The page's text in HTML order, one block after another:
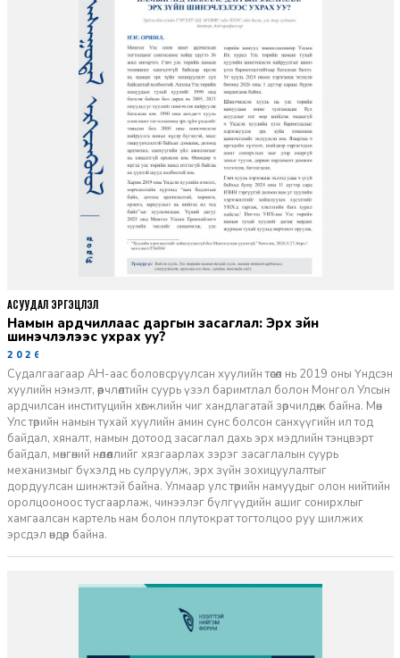
Намын ардчиллаас даргын засаглал: Эрх зүйн
шинэчлэлээс ухрах уу?
2026-07-08
Судалгаагаар АН-аас боловсруулсан хуулийн төсөл нь 2019 оны Үндсэн
хуулийн нэмэлт, өөрчлөлтийн суурь үзэл баримтлал болон Монгол Улсын
ардчилсан институцийн хөгжлийн чиг хандлагатай зөрчилдөж байна. Мөн
Улс төрийн намын тухай хуулийн амин сүнс болсон санхүүгийн ил тод
байдал, хяналт, намын дотоод засаглал дахь эрх мэдлийн тэнцвэрт
байдал, мөнгөний нөлөөллийг хязгаарлах зэрэг засаглалын суурь
механизмыг бүхэлд нь сулруулж, эрх зүйн зохицуулалтыг
дордуулсан шинжтэй байна. Улмаар улс төрийн намуудыг олон нийтийн
оролцооноос тусгаарлаж, чинээлэг бүлгүүдийн ашиг сонирхлыг
хамгаалсан картель нам болон плутократ тогтолцоо руу шилжих
эрсдэл өндөр байна.
АСУУДАЛ ЭРГЭЦҮҮЛЭЛ